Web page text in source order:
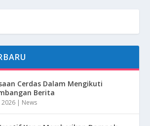
Cerdas Dalam Mengikuti
Berita
2026 | News